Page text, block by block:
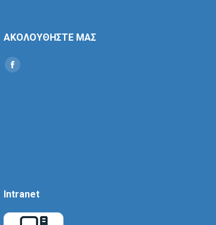
ΑΚΟΛΟΥΘΗΣΤΕ ΜΑΣ
Find us on:
Social
Intranet